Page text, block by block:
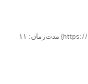
{https://soundcloud.com/majzooban/yzxj5lhygjjr} مدت‌زمان: ۱۱